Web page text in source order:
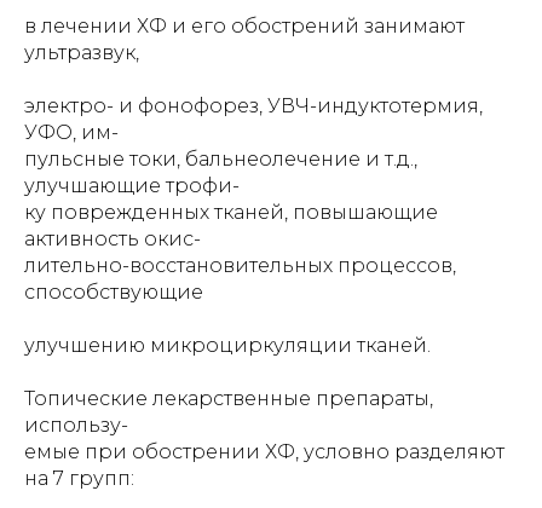
в лечении ХФ и его обострений занимают
ультразвук,
электро- и фонофорез, УВЧ-индуктотермия,
УФО, им-
пульсные токи, бальнеолечение и т.д.,
улучшающие трофи-
ку поврежденных тканей, повышающие
активность окис-
лительно-восстановительных процессов,
способствующие
улучшению микроциркуляции тканей.
Топические лекарственные препараты,
использу-
емые при обострении ХФ, условно разделяют
на 7 групп: